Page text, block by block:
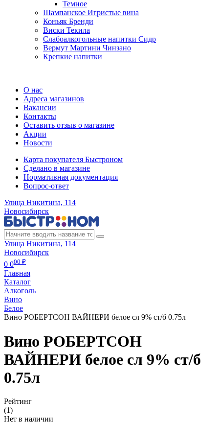
Темное
Шампанское Игристые вина
Коньяк Бренди
Виски Текила
Слабоалкогольные напитки Сидр
Вермут Мартини Чинзано
Крепкие напитки
О нас
Адреса магазинов
Вакансии
Контакты
Оставить отзыв о магазине
Акции
Новости
Карта покупателя Быстроном
Сделано в магазине
Нормативная документация
Вопрос-ответ
Улица Никитина, 114
Новосибирск
Улица Никитина, 114
Новосибирск
0 000 ₽
Главная
Каталог
Алкоголь
Вино
Белое
Вино РОБЕРТСОН ВАЙНЕРИ белое сл 9% ст/б 0.75л
Вино РОБЕРТСОН
ВАЙНЕРИ белое сл 9% ст/б
0.75л
Рейтинг
(1)
Нет в наличии